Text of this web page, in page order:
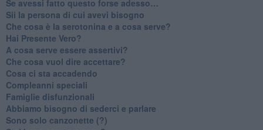
​Se avessi fatto questo forse adesso…
​Sii la persona di cui avevi bisogno
Che cosa è la serotonina e a cosa serve?
​Hai Presente Vero?
A cosa serve essere assertivi?
​Che cosa vuol dire accettare?
​Cosa ci sta accadendo
​Compleanni speciali
​Famiglie disfunzionali
​Abbiamo bisogno di sederci e parlare
Sono solo canzonette (?)